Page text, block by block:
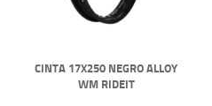
CINTA 17X250 NEGRO ALLOY
WM RIDEIT